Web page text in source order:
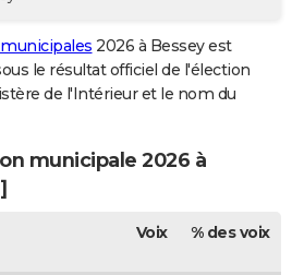
2026 à Bessey est
le résultat officiel de l'élection
de l'Intérieur et le nom du
municipale 2026 à
Voix % des voix